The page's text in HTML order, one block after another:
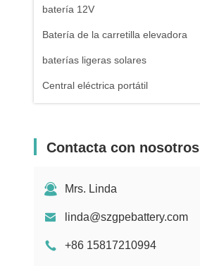
batería 12V
Batería de la carretilla elevadora
baterías ligeras solares
Central eléctrica portátil
Contacta con nosotros
Mrs. Linda
linda@szgpebattery.com
+86 15817210994